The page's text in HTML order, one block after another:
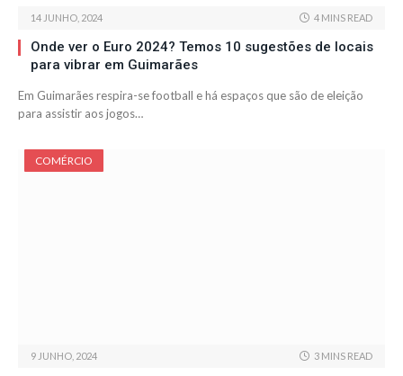
14 JUNHO, 2024 4 MINS READ
Onde ver o Euro 2024? Temos 10 sugestões de locais
para vibrar em Guimarães
Em Guimarães respira-se football e há espaços que são de eleição
para assistir aos jogos…
COMÉRCIO
9 JUNHO, 2024 3 MINS READ